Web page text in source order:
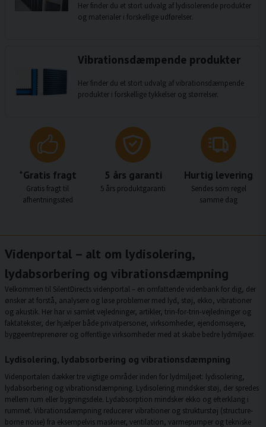
Her finder du et stort udvalg af lydisolerende produkter
og materialer i forskellige udførelser.
Vibrationsdæmpende produkter
Her finder du et stort udvalg af vibrationsdæmpende
produkter i forskellige tykkelser og størrelser.
*Gratis fragt
Gratis fragt til
afhentningssted
5 års garanti
5 års produktgaranti
Hurtig levering
Sendes som regel
samme dag
Videnportal – alt om lydisolering,
lydabsorbering og vibrationsdæmpning
Velkommen til SilentDirects videnportal – en omfattende videnbank for dig, der
ønsker at forstå, analysere og løse problemer med lyd, støj, ekko, vibrationer
og akustik. Her har vi samlet vejledninger, artikler, trin-for-trin-vejledninger og
faktatekster, der hjælper både privatpersoner, virksomheder, ejendomsejere,
byggeentreprenører og offentlige virksomheder med at skabe bedre lydmiljøer.
Lydisolering, lydabsorbering og vibrationsdæmpning
Videnportalen dækker tre vigtige områder inden for lydmiljøet: lydisolering,
lydabsorbering og vibrationsdæmpning. Lydisolering mindsker støj, der spredes
mellem rum eller bygningsdele. Lydabsorption mindsker ekko og efterklang i
rummet. Vibrationsdæmpning reducerer vibrationer og strukturstøj (structure-
borne noise) fra eksempelvis maskiner, ventilation, varmepumper og tekniske